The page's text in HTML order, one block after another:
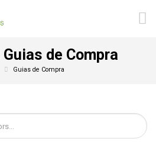
Guias de Compra
Guias de Compra